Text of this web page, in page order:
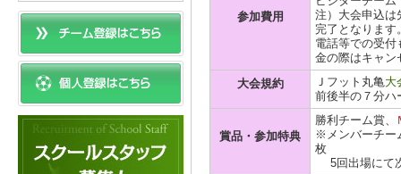
参加費用
注）大会申込は
完了となります
電話等での受
金の際はキャン
大会規約
Ｊフット丸亀 大
前後半の７分ハ
賞品・参加特典
勝利チーム賞、
※メンバーチー
枚
5回出場にて